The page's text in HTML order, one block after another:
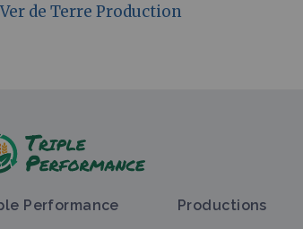
Ver de Terre Production
Performance Productions